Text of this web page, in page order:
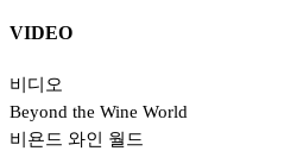
VIDEO
비디오
Beyond the Wine World
비욘드 와인 월드